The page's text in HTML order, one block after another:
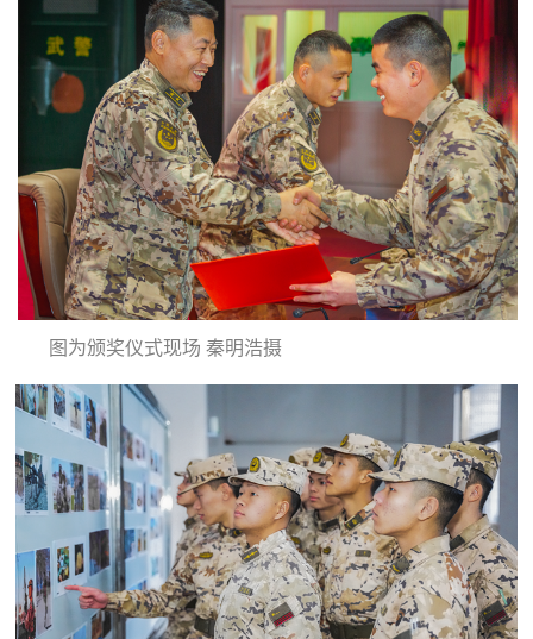
图为颁奖仪式现场 秦明浩摄